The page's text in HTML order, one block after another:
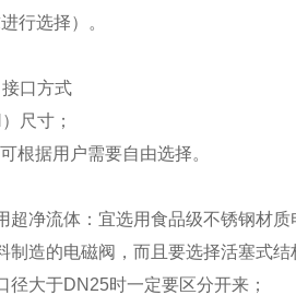
行选择）。
口方式
尺寸；
根据用户需要自由选择。
净流体：宜选用食品级不锈钢材质
造的电磁阀，而且要选择活塞式结
大于DN25时一定要区分开来；